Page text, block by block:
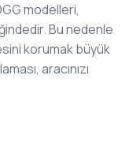
modelleri,
Bu nedenle
korumak büyük
aracınızı